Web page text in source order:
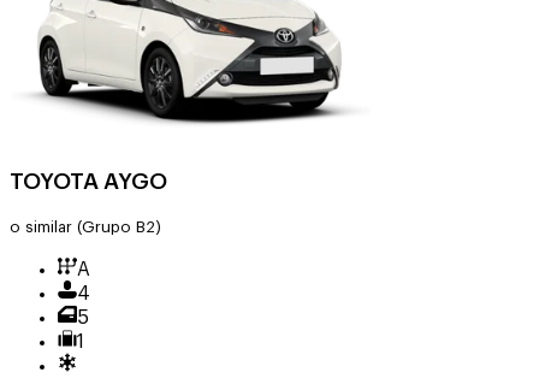
TOYOTA AYGO
o similar (Grupo B2)
A
4
5
1